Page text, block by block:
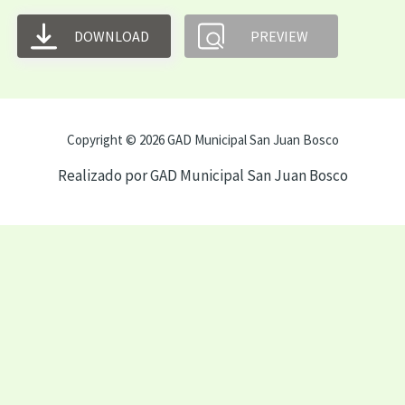
DOWNLOAD PREVIEW
Copyright © 2026 GAD Municipal San Juan Bosco
Realizado por GAD Municipal San Juan Bosco